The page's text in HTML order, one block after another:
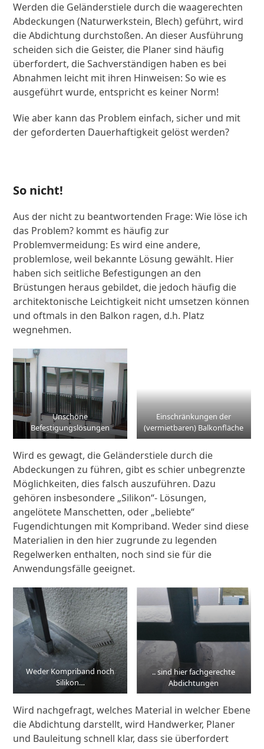
Werden die Geländerstiele durch die waagerechten
Abdeckungen (Naturwerkstein, Blech) geführt, wird
die Abdichtung durchstoßen. An dieser Ausführung
scheiden sich die Geister, die Planer sind häufig
überfordert, die Sachverständigen haben es bei
Abnahmen leicht mit ihren Hinweisen: So wie es
ausgeführt wurde, entspricht es keiner Norm!
Wie aber kann das Problem einfach, sicher und mit
der geforderten Dauerhaftigkeit gelöst werden?
So nicht!
Aus der nicht zu beantwortenden Frage: Wie löse ich
das Problem? kommt es häufig zur
Problemvermeidung: Es wird eine andere,
problemlose, weil bekannte Lösung gewählt. Hier
haben sich seitliche Befestigungen an den
Brüstungen heraus gebildet, die jedoch häufig die
architektonische Leichtigkeit nicht umsetzen können
und oftmals in den Balkon ragen, d.h. Platz
wegnehmen.
Unschöne
Befestigungslösungen
Einschränkungen der
(vermietbaren) Balkonfläche
Wird es gewagt, die Geländerstiele durch die
Abdeckungen zu führen, gibt es schier unbegrenzte
Möglichkeiten, dies falsch auszuführen. Dazu
gehören insbesondere „Silikon“- Lösungen,
angelötete Manschetten, oder „beliebte“
Fugendichtungen mit Kompriband. Weder sind diese
Materialien in den hier zugrunde zu legenden
Regelwerken enthalten, noch sind sie für die
Anwendungsfälle geeignet.
Weder Kompriband noch
Silikon…
.. sind hier fachgerechte
Abdichtungen
Wird nachgefragt, welches Material in welcher Ebene
die Abdichtung darstellt, wird Handwerker, Planer
und Bauleitung schnell klar, dass sie überfordert